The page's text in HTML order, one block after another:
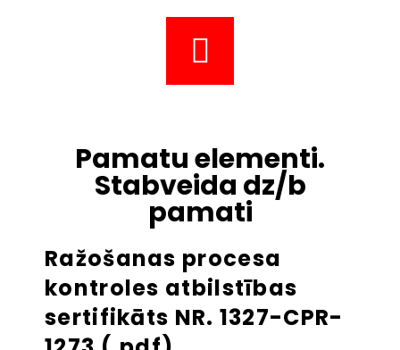
Pamatu elementi.
Stabveida dz/b
pamati
Ražošanas procesa
kontroles atbilstības
sertifikāts NR. 1327-CPR-